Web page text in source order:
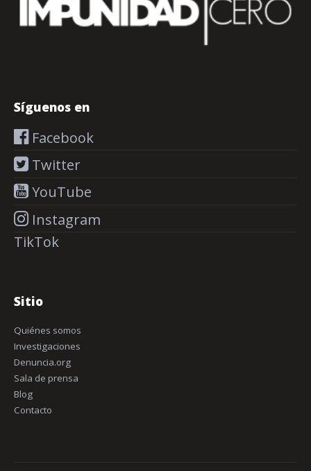
Síguenos en
Facebook
Twitter
YouTube
Instagram
TikTok
Sitio
Quiénes somos
Investigaciones
Denuncia.org
Sala de prensa
Blog
Contacto